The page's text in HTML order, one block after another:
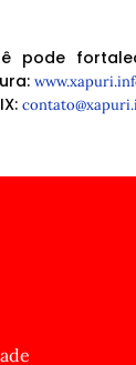
pode